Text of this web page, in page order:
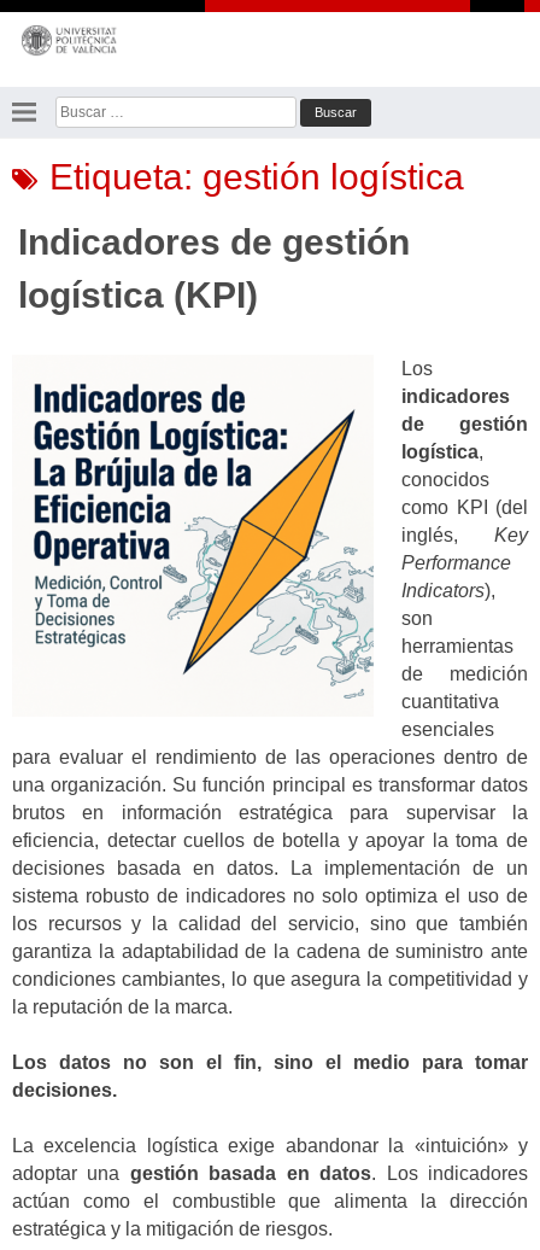
Saltar
contenido
Buscar:
Etiqueta: gestión logística
Indicadores de gestión
logística (KPI)
Los
indicadores
de gestión
logística,
conocidos
como KPI (del
inglés, Key
Performance
Indicators),
son
herramientas
de medición
cuantitativa
esenciales
para evaluar el rendimiento de las operaciones dentro de
una organización. Su función principal es transformar datos
brutos en información estratégica para supervisar la
eficiencia, detectar cuellos de botella y apoyar la toma de
decisiones basada en datos. La implementación de un
sistema robusto de indicadores no solo optimiza el uso de
los recursos y la calidad del servicio, sino que también
garantiza la adaptabilidad de la cadena de suministro ante
condiciones cambiantes, lo que asegura la competitividad y
la reputación de la marca.
Los datos no son el fin, sino el medio para tomar
decisiones.
La excelencia logística exige abandonar la «intuición» y
adoptar una gestión basada en datos. Los indicadores
actúan como el combustible que alimenta la dirección
estratégica y la mitigación de riesgos.